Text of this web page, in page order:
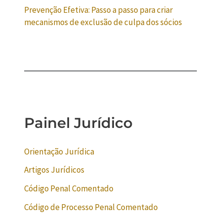
Prevenção Efetiva: Passo a passo para criar
mecanismos de exclusão de culpa dos sócios
Painel Jurídico
Orientação Jurídica
Artigos Jurídicos
Código Penal Comentado
Código de Processo Penal Comentado